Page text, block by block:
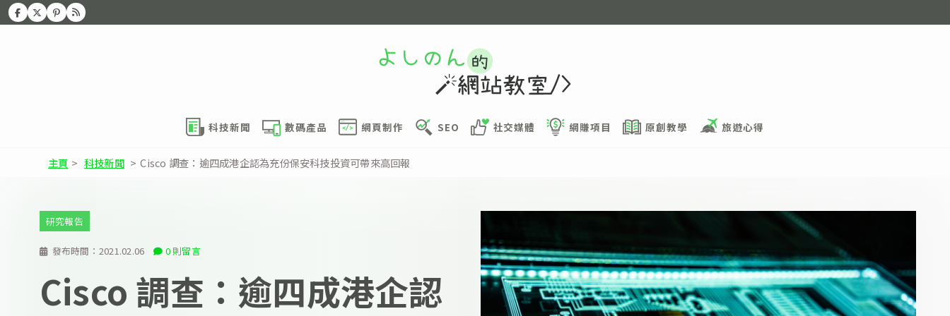
科技新聞 數碼產品 網頁制作 SEO 社交媒體 網賺項目 原創教學 旅遊心得
主頁 > 科技新聞 > Cisco 調查：逾四成港企認為充份保安科技投資可帶來高回報
發布時間： 2021.02.06 0 則留言
研究報告
Cisco 調查：逾四成港企認